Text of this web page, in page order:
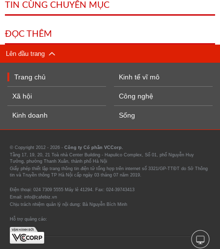
TIN CÙNG CHUYÊN MỤC
ĐỌC THÊM
Lên đầu trang
Trang chủ
Xã hội
Kinh doanh
Kinh tế vĩ mô
Công nghệ
Sống
© Copyright 2012 - 2026 - Công ty Cổ phần VCCorp.
Tầng 17, 19, 20, 21 Toà nhà Center Building - Hapulico Complex, Số 01, phố Nguyễn Huy
Tưởng, phường Thanh Xuân, thành phố Hà Nội
Giấy phép thiết lập trang thông tin điện tử tổng hợp trên internet số 3321/GP-TTĐT do Sở Thông
tin và Truyền thông TP Hà Nội cấp ngày 03 tháng 07 năm 2019.
Điện thoại: 024 7309 5555 Máy lẻ 41294. Fax: 024-39743413
Email: info@cafebiz.vn
Chịu trách nhiệm quản lý nội dung: Bà Nguyễn Bích Minh
Hỗ trợ quảng cáo: